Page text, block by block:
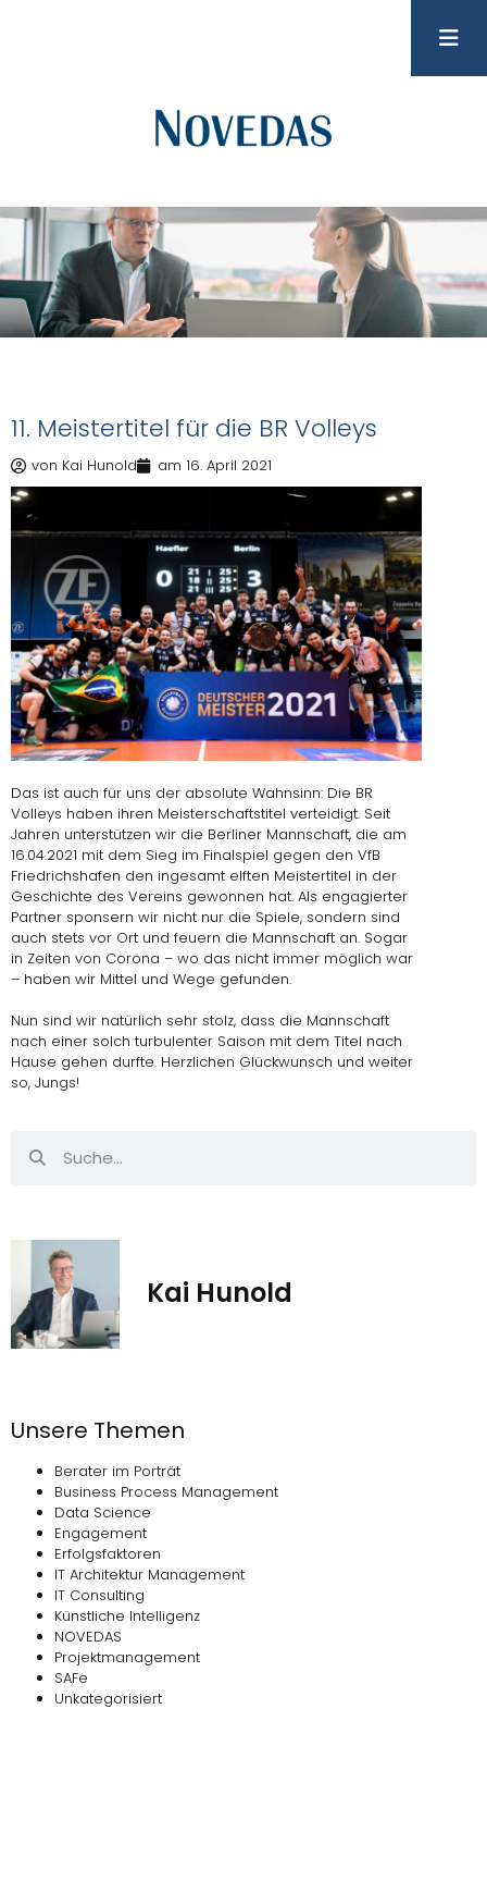
11. Meistertitel für die BR Volleys
von Kai Hunold am 16. April 2021
Das ist auch für uns der absolute Wahnsinn: Die BR
Volleys haben ihren Meisterschaftstitel verteidigt. Seit
Jahren unterstützen wir die Berliner Mannschaft, die am
16.04.2021 mit dem Sieg im Finalspiel gegen den VfB
Friedrichshafen den ingesamt elften Meistertitel in der
Geschichte des Vereins gewonnen hat. Als engagierter
Partner sponsern wir nicht nur die Spiele, sondern sind
auch stets vor Ort und feuern die Mannschaft an. Sogar
in Zeiten von Corona – wo das nicht immer möglich war
– haben wir Mittel und Wege gefunden.
Nun sind wir natürlich sehr stolz, dass die Mannschaft
nach einer solch turbulenter Saison mit dem Titel nach
Hause gehen durfte. Herzlichen Glückwunsch und weiter
so, Jungs!
Kai Hunold
Unsere Themen
Berater im Porträt
Business Process Management
Data Science
Engagement
Erfolgsfaktoren
IT Architektur Management
IT Consulting
Künstliche Intelligenz
NOVEDAS
Projektmanagement
SAFe
Unkategorisiert